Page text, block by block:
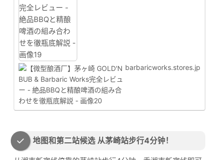
barbaricworks.stores.jp
地图和第二站候选 从茅崎站步行4分钟！